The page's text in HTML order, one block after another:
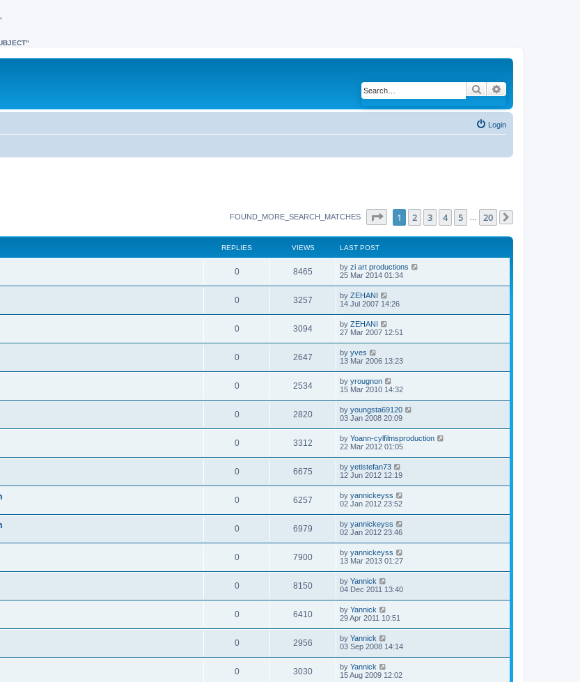
Search
Login
FOUND_MORE_SEARCH_MATCHES Page of 20
1 2 3 4 5 20
REPLIES VIEWS LAST POST
0 8465 by zi art productions
25 Mar 2014 01:34
0 3257 by ZEHANI
14 Jul 2007 14:26
0 3094 by ZEHANI
27 Mar 2007 12:51
0 2647 by yves
13 Mar 2006 13:23
0 2534 by yrougnon
15 Mar 2010 14:32
0 2820 by youngsta69120
03 Jan 2008 20:09
0 3312 by Yoann-cylfilmsproduction
22 Mar 2012 01:05
0 6675 by yetistefan73
12 Jun 2012 12:19
0 6257 by yannickeyss
02 Jan 2012 23:52
0 6979 by yannickeyss
02 Jan 2012 23:46
0 7900 by yannickeyss
13 Mar 2013 01:27
0 8150 by Yannick
04 Dec 2011 13:40
0 6410 by Yannick
29 Apr 2011 10:51
0 2956 by Yannick
03 Sep 2008 14:14
0 3030 by Yannick
15 Aug 2009 12:02